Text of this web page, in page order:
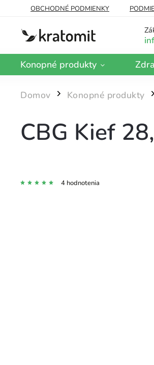
OBCHODNÉ PODMIENKY
Konopné produkty
Domov / Konopné produkty /
CBG Kief
4 hodnotenia